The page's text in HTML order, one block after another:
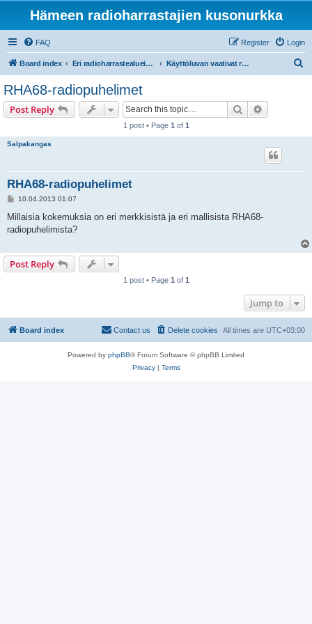
Hämeen radioharrastajien kusonurkka
FAQ Login
Register
Board index Eri radioharrastealueiden mukaiset osastot Käyttöluvan vaativat radiot ja taajuudet
RHA68-radiopuhelimet
Post Reply Search
1 post • Page 1 of 1
Salpakangas
RHA68-radiopuhelimet
P
s
10.04.2013 01:07
Millaisia kokemuksia on eri merkkisistä ja eri mallisista RHA68-
radiopuhelimista?
Post Reply
1 post • Page 1 of 1
Jump to
Board index All times are UTC+03:00
Delete cookies
Contact us
Powered by phpBB® Forum Software © phpBB Limited
Privacy| Terms